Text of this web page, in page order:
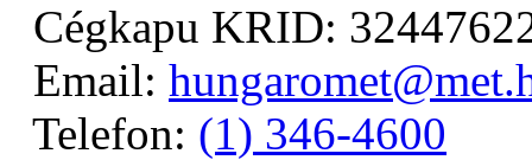
Cégkapu KRID:
Email:
Telefon: (1) 346-4600